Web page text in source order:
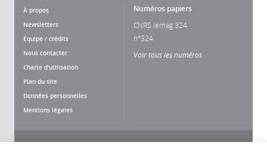
À propos
Newsletters
Équipe / crédits
Nous contacter
Charte d'utilisation
Plan du site
Données personnelles
Mentions légales
Numéros papiers
CNRS lemag 324
n°324
Voir tous les numéros